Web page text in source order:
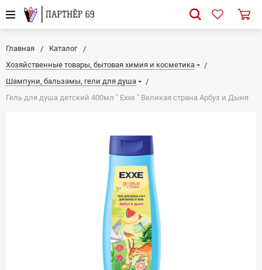
Главная
Каталог
Хозяйственные товары, бытовая химия и косметика
Шампуни, бальзамы, гели для душа
Гель для душа детский 400мл " Exxe " Великая страна Арбуз и Дыня